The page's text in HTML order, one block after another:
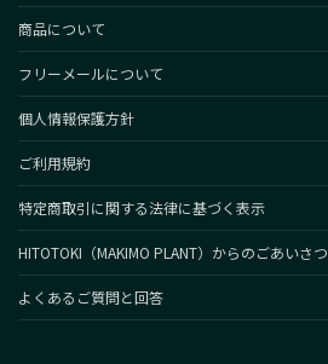
商品について
フリーメールについて
個人情報保護方針
ご利用規約
特定商取引に関する法律に基づく表示
HITOTOKI（MAKIMO PLANT）からのごあいさつ
よくあるご質問と回答